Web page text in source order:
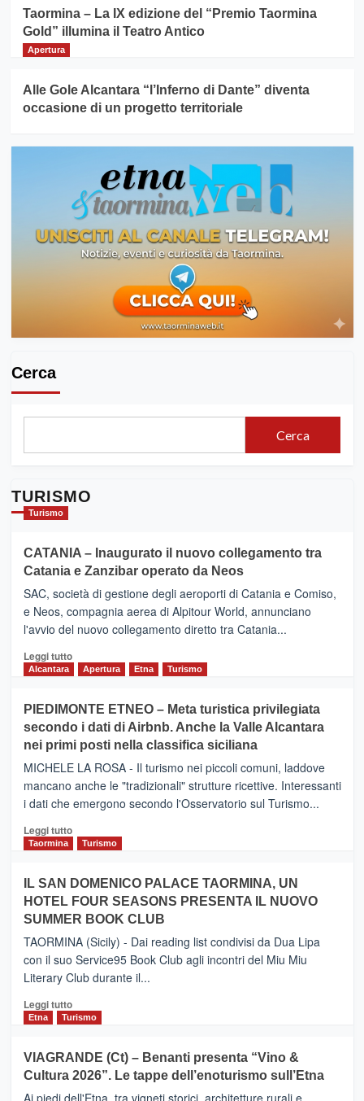
Taormina – La IX edizione del “Premio Taormina
Gold” illumina il Teatro Antico
Apertura
Alle Gole Alcantara “l’Inferno di Dante” diventa
occasione di un progetto territoriale
Cerca
Cerca
TURISMO
Turismo
CATANIA – Inaugurato il nuovo collegamento tra
Catania e Zanzibar operato da Neos
SAC, società di gestione degli aeroporti di Catania e Comiso,
e Neos, compagnia aerea di Alpitour World, annunciano
l'avvio del nuovo collegamento diretto tra Catania...
Leggi tuttoLeggi
CATANIA
–
Inaugurato
il
nuovo
collegamento
tra
e
Zanzibar
da
Neos
Alcantara Apertura Etna Turismo
PIEDIMONTE ETNEO – Meta turistica privilegiata
secondo i dati di Airbnb. Anche la Valle Alcantara
nei primi posti nella classifica siciliana
MICHELE LA ROSA - Il turismo nei piccoli comuni, laddove
mancano anche le "tradizionali" strutture ricettive. Interessanti
i dati che emergono secondo l'Osservatorio sul Turismo...
Leggi tuttoLeggi
PIEDIMONTE
ETNEO
–
Meta
turistica
privilegiata
secondo
dati
di
Anche
la
Taormina Turismo
IL SAN DOMENICO PALACE TAORMINA, UN
HOTEL FOUR SEASONS PRESENTA IL NUOVO
SUMMER BOOK CLUB
TAORMINA (Sicily) - Dai reading list condivisi da Dua Lipa
con il suo Service95 Book Club agli incontri del Miu Miu
Literary Club durante il...
Leggi tuttoLeggi
di
IL
SAN
DOMENICO
Etna Turismo
VIAGRANDE (Ct) – Benanti presenta “Vino &
Cultura 2026”. Le tappe dell’enoturismo sull’Etna